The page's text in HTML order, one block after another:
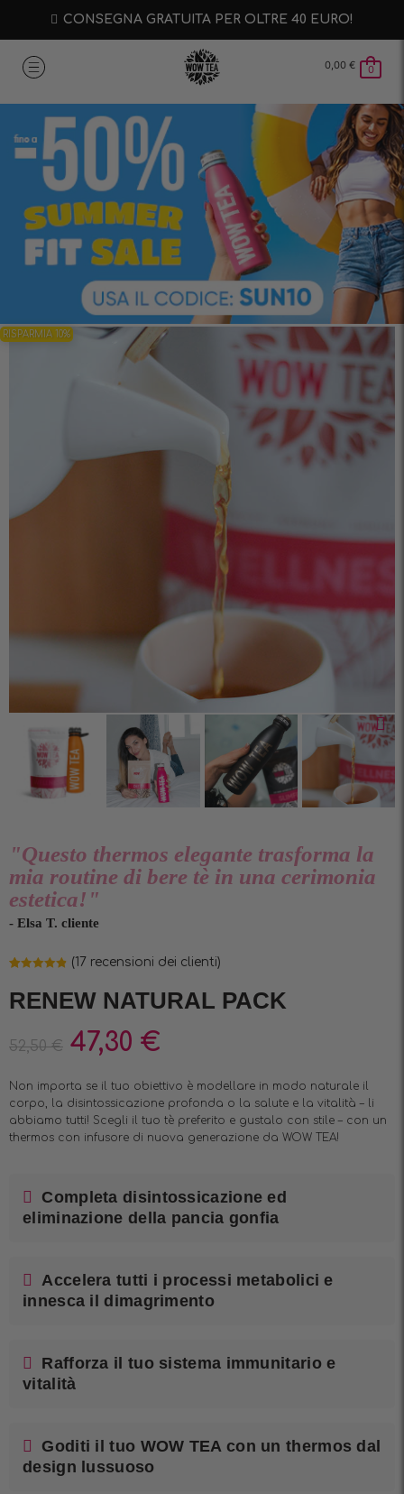
CONSEGNA GRATUITA PER OLTRE 40 EURO!
0,00 € 0
RISPARMIA 10%
"Questo thermos elegante trasforma la
mia routine di bere tè in una cerimonia
estetica!"
- Elsa T. cliente
base di
recensioni
(17recensioni dei clienti)
RENEW NATURAL PACK
52,50€ 47,30 €
Non importa se il tuo obiettivo è modellare in modo naturale il
corpo, la disintossicazione profonda o la salute e la vitalità – li
abbiamo tutti! Scegli il tuo tè preferito e gustalo con stile – con un
thermos con infusore di nuova generazione da WOW TEA!
Completa disintossicazione ed
eliminazione della pancia gonfia
Accelera tutti i processi metabolici e
innesca il dimagrimento
Rafforza il tuo sistema immunitario e
vitalità
Goditi il tuo WOW TEA con un thermos dal
design lussuoso